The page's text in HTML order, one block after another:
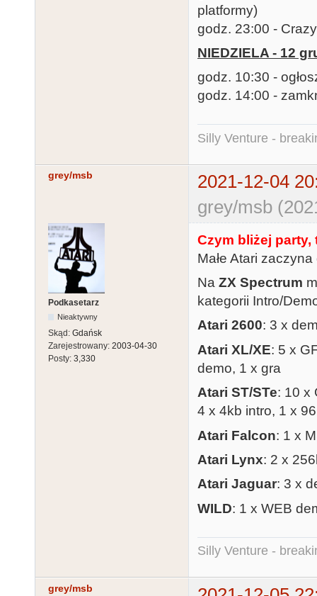
platformy)
godz. 23:00 -
NIEDZIELA - 12
godz. 10:30 -
godz. 14:00 -
Silly Venture -
grey/msb
2021-12-04
grey/msb
Podkasetarz
Nieaktywny
Skąd: Gdańsk
Zarejestrowany: 2003-04-30
Posty: 3,330
Czym bliżej
Małe Atari
Na ZX Spectrum
kategorii Intro/
Atari 2600: 3 x
Atari XL/XE: 5 x
demo, 1 x gra
Atari ST/STe: 10 x
4 x 4kb intro, 1 x
Atari Falcon: 1 x
Atari Lynx: 2 x
Atari Jaguar: 3 x
WILD: 1 x WEB
Silly Venture -
grey/msb